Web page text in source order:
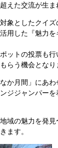
えた交流が生ま
象としたクイ
用した『魅力
ットの投票も
らう機会となり
か月間」にあ
ジジャンパーを
域の魅力を発
ます。